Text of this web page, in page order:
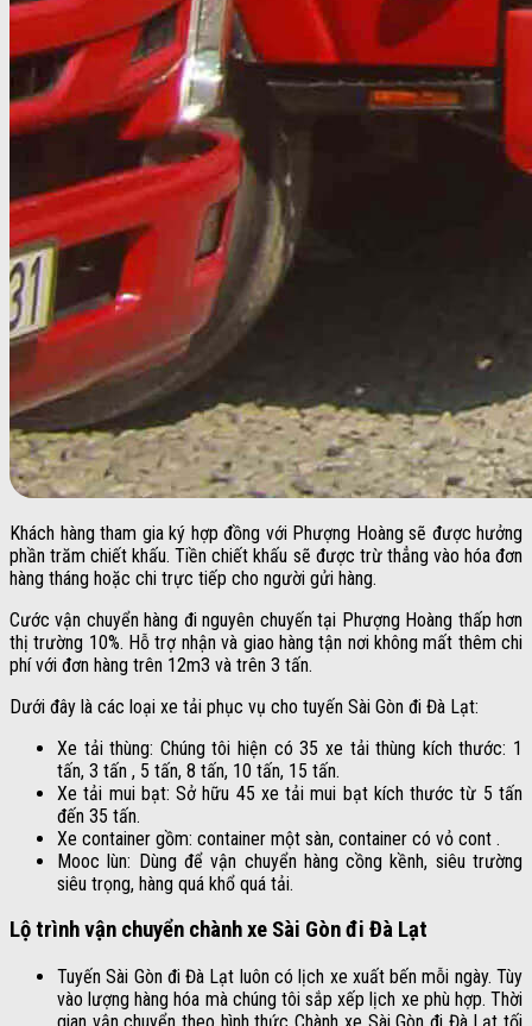
Khách hàng tham gia ký hợp đồng với Phượng Hoàng sẽ được hưởng
phần trăm chiết khấu. Tiền chiết khấu sẽ được trừ thẳng vào hóa đơn
hàng tháng hoặc chi trực tiếp cho người gửi hàng.
Cước vận chuyển hàng đi nguyên chuyến tại Phượng Hoàng thấp hơn
thị trường 10%. Hỗ trợ nhận và giao hàng tận nơi không mất thêm chi
phí với đơn hàng trên 12m3 và trên 3 tấn.
Dưới đây là các loại xe tải phục vụ cho tuyến Sài Gòn đi Đà Lạt:
Xe tải thùng: Chúng tôi hiện có 35 xe tải thùng kích thước: 1
tấn, 3 tấn , 5 tấn, 8 tấn, 10 tấn, 15 tấn.
Xe tải mui bạt: Sở hữu 45 xe tải mui bạt kích thước từ 5 tấn
đến 35 tấn.
Xe container gồm: container một sàn, container có vỏ cont .
Mooc lùn: Dùng để vận chuyển hàng cồng kềnh, siêu trường
siêu trọng, hàng quá khổ quá tải.
Lộ trình vận chuyển chành xe Sài Gòn đi Đà Lạt
Tuyến Sài Gòn đi Đà Lạt luôn có lịch xe xuất bến mỗi ngày. Tùy
vào lượng hàng hóa mà chúng tôi sắp xếp lịch xe phù hợp. Thời